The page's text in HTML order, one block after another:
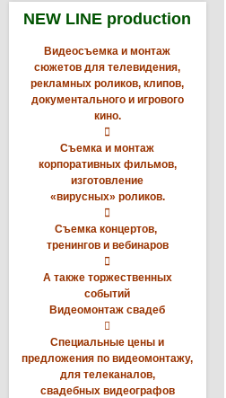
NEW LINE production
Видеосъемка и монтаж
сюжетов для телевидения,
рекламных роликов, клипов,
документального и игрового
кино.

Съемка и монтаж
корпоративных фильмов,
изготовление
«вирусных» роликов.

Съемка концертов,
тренингов и вебинаров

А также торжественных
событий
Видеомонтаж свадеб

Специальные цены и
предложения по видеомонтажу,
для телеканалов,
свадебных видеографов